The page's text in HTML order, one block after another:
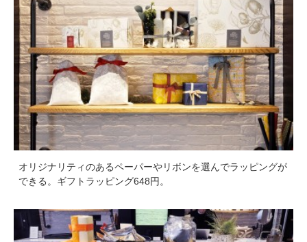
オリジナリティのあるペーパーやリボンを選んでラッピングが
できる。ギフトラッピング648円。